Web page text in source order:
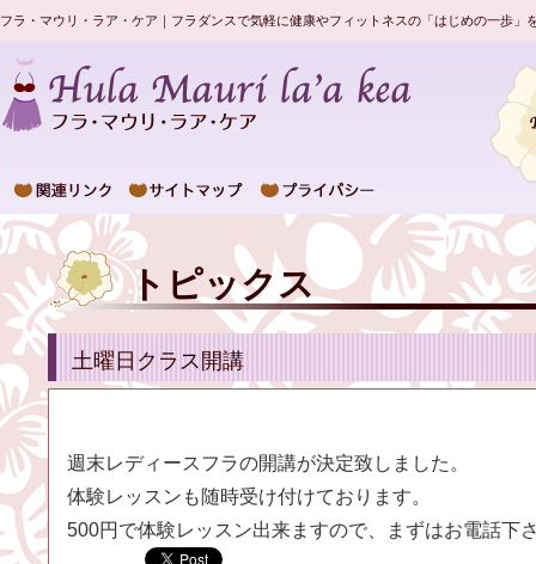
フラ・マウリ・ラア・ケア｜フラダンスで気軽に健康やフィットネスの「はじめの一歩
トピックス
土曜日クラス開講
週末レディースフラの開講が決定致しました。
体験レッスンも随時受け付けております。
500円で体験レッスン出来ますので、まずはお電話下